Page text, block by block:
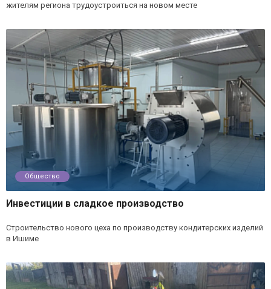
жителям региона трудоустроиться на новом месте
Общество
Инвестиции в сладкое производство
Строительство нового цеха по производству кондитерских изделий
в Ишиме